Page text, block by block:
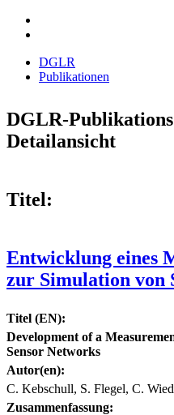
DGLR
Publikationen
DGLR-
Detailansicht
Titel:
Entwicklung eines
zur Simulation von
Titel (EN):
Development of a
Sensor Networks
Autor(en):
C. Kebschull, S. Flegel, C.
Zusammenfassung: